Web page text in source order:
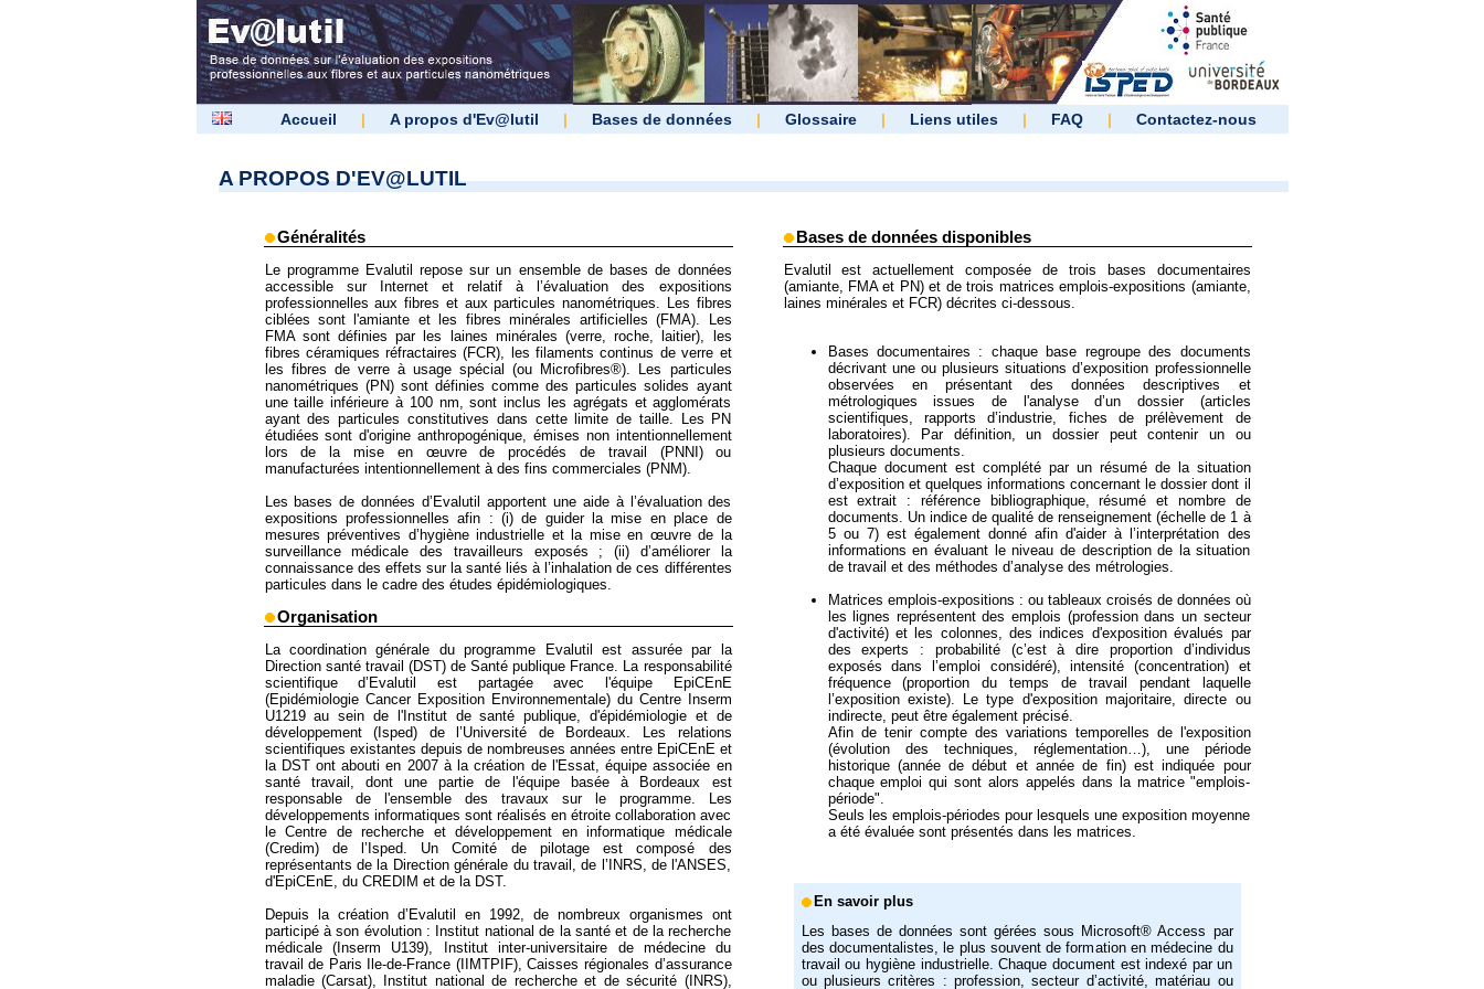
Accueil | A propos d'Ev@lutil | Bases de données | Glossaire | Liens utiles | FAQ | Contactez-nous
A PROPOS D'EV@LUTIL
Généralités
Le programme Evalutil repose sur un ensemble de bases de données
accessible sur Internet et relatif à l’évaluation des expositions
professionnelles aux fibres et aux particules nanométriques. Les fibres
ciblées sont l'amiante et les fibres minérales artificielles (FMA). Les
FMA sont définies par les laines minérales (verre, roche, laitier), les
fibres céramiques réfractaires (FCR), les filaments continus de verre et
les fibres de verre à usage spécial (ou Microfibres®). Les particules
nanométriques (PN) sont définies comme des particules solides ayant
une taille inférieure à 100 nm, sont inclus les agrégats et agglomérats
ayant des particules constitutives dans cette limite de taille. Les PN
étudiées sont d'origine anthropogénique, émises non intentionnellement
lors de la mise en œuvre de procédés de travail (PNNI) ou
manufacturées intentionnellement à des fins commerciales (PNM).
Les bases de données d’Evalutil apportent une aide à l’évaluation des
expositions professionnelles afin : (i) de guider la mise en place de
mesures préventives d’hygiène industrielle et la mise en œuvre de la
surveillance médicale des travailleurs exposés ; (ii) d’améliorer la
connaissance des effets sur la santé liés à l’inhalation de ces différentes
particules dans le cadre des études épidémiologiques.
Organisation
La coordination générale du programme Evalutil est assurée par la
Direction santé travail (DST) de Santé publique France. La responsabilité
scientifique d’Evalutil est partagée avec l'équipe EpiCEnE
(Epidémiologie Cancer Exposition Environnementale) du Centre Inserm
U1219 au sein de l'Institut de santé publique, d'épidémiologie et de
développement (Isped) de l’Université de Bordeaux. Les relations
scientifiques existantes depuis de nombreuses années entre EpiCEnE et
la DST ont abouti en 2007 à la création de l'Essat, équipe associée en
santé travail, dont une partie de l'équipe basée à Bordeaux est
responsable de l'ensemble des travaux sur le programme. Les
développements informatiques sont réalisés en étroite collaboration avec
le Centre de recherche et développement en informatique médicale
(Credim) de l’Isped. Un Comité de pilotage est composé des
représentants de la Direction générale du travail, de l’INRS, de l'ANSES,
d'EpiCEnE, du CREDIM et de la DST.
Depuis la création d’Evalutil en 1992, de nombreux organismes ont
participé à son évolution : Institut national de la santé et de la recherche
médicale (Inserm U139), Institut inter-universitaire de médecine du
travail de Paris Ile-de-France (IIMTPIF), Caisses régionales d’assurance
maladie (Carsat), Institut national de recherche et de sécurité (INRS),
Bases de données disponibles
Evalutil est actuellement composée de trois bases documentaires
(amiante, FMA et PN) et de trois matrices emplois-expositions (amiante,
laines minérales et FCR) décrites ci-dessous.
Bases documentaires : chaque base regroupe des documents
décrivant une ou plusieurs situations d’exposition professionnelle
observées en présentant des données descriptives et
métrologiques issues de l'analyse d’un dossier (articles
scientifiques, rapports d’industrie, fiches de prélèvement de
laboratoires). Par définition, un dossier peut contenir un ou
plusieurs documents.
Chaque document est complété par un résumé de la situation
d’exposition et quelques informations concernant le dossier dont il
est extrait : référence bibliographique, résumé et nombre de
documents. Un indice de qualité de renseignement (échelle de 1 à
5 ou 7) est également donné afin d'aider à l’interprétation des
informations en évaluant le niveau de description de la situation
de travail et des méthodes d’analyse des métrologies.
Matrices emplois-expositions : ou tableaux croisés de données où
les lignes représentent des emplois (profession dans un secteur
d'activité) et les colonnes, des indices d'exposition évalués par
des experts : probabilité (c’est à dire proportion d’individus
exposés dans l’emploi considéré), intensité (concentration) et
fréquence (proportion du temps de travail pendant laquelle
l’exposition existe). Le type d'exposition majoritaire, directe ou
indirecte, peut être également précisé.
Afin de tenir compte des variations temporelles de l'exposition
(évolution des techniques, réglementation…), une période
historique (année de début et année de fin) est indiquée pour
chaque emploi qui sont alors appelés dans la matrice "emplois-
période".
Seuls les emplois-périodes pour lesquels une exposition moyenne
a été évaluée sont présentés dans les matrices.
En savoir plus
Les bases de données sont gérées sous Microsoft® Access par
des documentalistes, le plus souvent de formation en médecine du
travail ou hygiène industrielle. Chaque document est indexé par un
ou plusieurs critères : profession, secteur d’activité, matériau ou